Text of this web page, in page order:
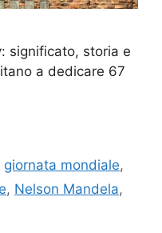
significato, storia e
a dedicare 67
giornata mondiale,
, Nelson Mandela,